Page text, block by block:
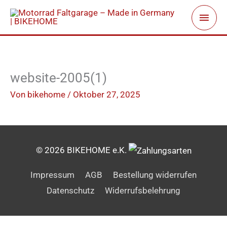
Zum
Inhalt
springen
website-2005(1)
Von bikehome / Oktober 27, 2025
© 2026 BIKEHOME e.K.
Impressum AGB
Bestellung widerrufen
Datenschutz
Widerrufsbelehrung